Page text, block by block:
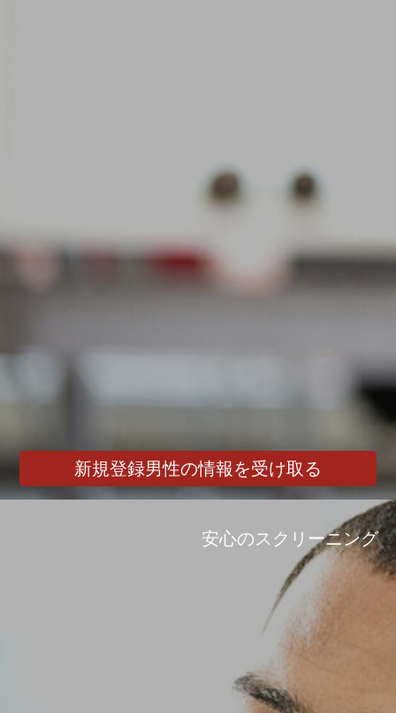
新規登録男性の情報を受け取る
安心のスクリーニング